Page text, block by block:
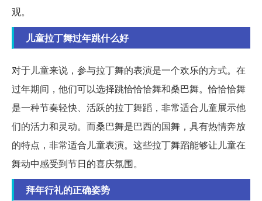
观。
儿童拉丁舞过年跳什么好
对于儿童来说，参与拉丁舞的表演是一个欢乐的方式。在
过年期间，他们可以选择跳恰恰恰舞和桑巴舞。恰恰恰舞
是一种节奏轻快、活跃的拉丁舞蹈，非常适合儿童展示他
们的活力和灵动。而桑巴舞是巴西的国舞，具有热情奔放
的特点，非常适合儿童表演。这些拉丁舞蹈能够让儿童在
舞动中感受到节日的喜庆氛围。
拜年行礼的正确姿势